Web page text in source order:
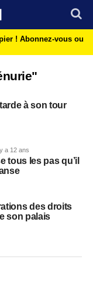
! Abonnez-vous ou
à son tour
a 12 ans
tous les pas qu’il
des droits
son palais